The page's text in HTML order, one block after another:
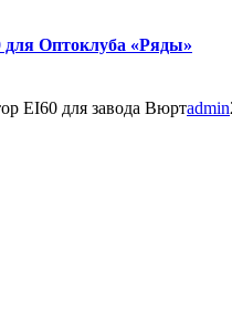
Оптоклуба «Ряды»
EI60 для завода Вюртadmin